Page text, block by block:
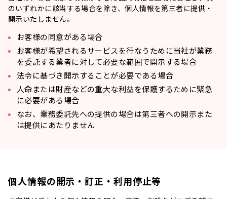
のいずれかに該当する場合を除き、個人情報を第三者に提供・
開示いたしません。
お客様の同意がある場合
お客様が希望されるサービスを行なうために当社が業務
を委託する業者に対して必要な範囲で開示する場合
法令に基づき開示することが必要である場合
人命または財産などの重大な利益を保護するために緊急
に必要がある場合
なお、業務委託先への提供の場合は第三者への開示また
は提供にあたりません
個人情報の開示・訂正・利用停止等